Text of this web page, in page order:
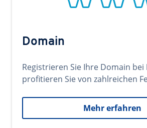
Domain
Registrieren Sie Ihre Domain bei
profitieren Sie von zahlreichen
Mehr erfahren